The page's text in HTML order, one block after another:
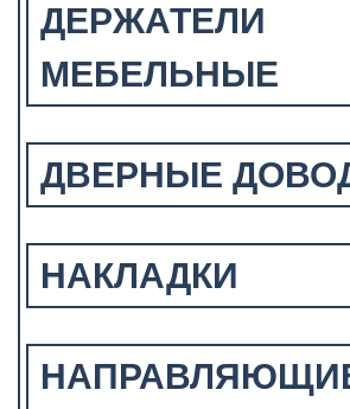
ДЕРЖАТЕЛИ
МЕБЕЛЬНЫЕ
ДВЕРНЫЕ
НАКЛАДКИ